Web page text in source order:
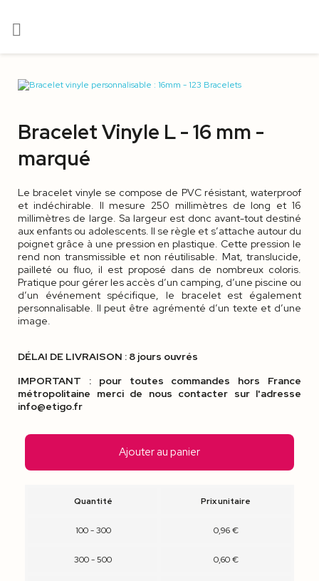

Bracelet Vinyle L - 16 mm -
marqué
Le bracelet vinyle se compose de PVC résistant, waterproof
et indéchirable. Il mesure 250 millimètres de long et 16
millimètres de large. Sa largeur est donc avant-tout destiné
aux enfants ou adolescents. Il se règle et s’attache autour du
poignet grâce à une pression en plastique. Cette pression le
rend non transmissible et non réutilisable. Mat, translucide,
pailleté ou fluo, il est proposé dans de nombreux coloris.
Pratique pour gérer les accès d’un camping, d’une piscine ou
d’un événement spécifique, le bracelet est également
personnalisable. Il peut être agrémenté d’un texte et d’une
image.
DÉLAI DE LIVRAISON : 8 jours ouvrés
IMPORTANT : pour toutes commandes hors France
métropolitaine merci de nous contacter sur l'adresse
info@etigo.fr
Ajouter au panier
Quantité Prix unitaire
100 - 300 0,96 €
300 - 500 0,60 €